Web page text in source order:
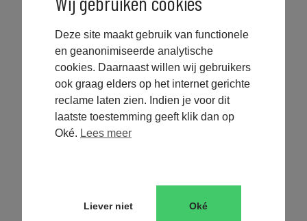
Deze site maakt gebruik van functionele
en geanonimiseerde analytische
cookies. Daarnaast willen wij gebruikers
ook graag elders op het internet gerichte
reclame laten zien. Indien je voor dit
laatste toestemming geeft klik dan op
Oké. Lees meer
Liever niet Oké
Zeist
Liever direct sparren overjullie
tenderkeuzes?